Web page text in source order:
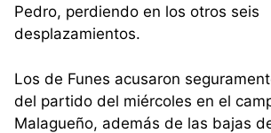
Pedro, perdiendo en los otros seis
desplazamientos.
Los de Funes acusaron
del partido del miércoles en el
Malagueño, además de las bajas